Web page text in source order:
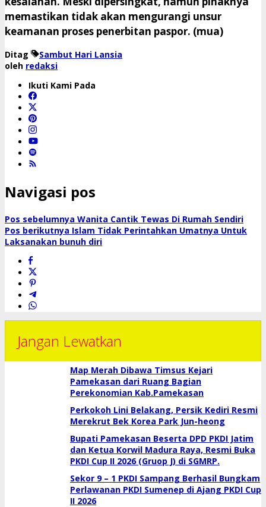
memastikan tidak akan mengurangi unsur
keamanan proses penerbitan paspor. (mua)
Ditag
Sambut Hari Lansia
oleh redaksi
Ikuti Kami Pada
Navigasi pos
Pos sebelumnya Wanita Cantik Tewas Di Rumah Sendiri
Pos berikutnya Islam Tidak Perintahkan Umatnya Untuk
Laksanakan bunuh diri
Jangan Lewatkan
Map Merah Dibawa Timsus Kejari
Pamekasan dari Ruang Bagian
Perekonomian Kab.Pamekasan
Perkokoh Lini Belakang, Persik Kediri Resmi
Merekrut Bek Korea Park Jun-heong
Bupati Pamekasan Beserta DPD PKDI Jatim
dan Ketua Korwil Madura Raya, Resmi Buka
PKDI Cup II 2026 (Gruop J) di SGMRP.
Sekor 9 – 1 PKDI Sampang Berhasil Bungkam
Perlawanan PKDI Sumenep di Ajang PKDI Cup
II 2026